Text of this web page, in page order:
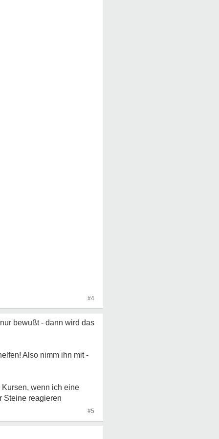
#4
bewußt - dann wird das
Also nimm ihn mit -
wenn ich eine
Steine reagieren
#5